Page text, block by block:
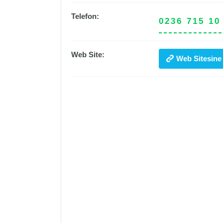
Telefon:
0236 715 10
Web Site: Web